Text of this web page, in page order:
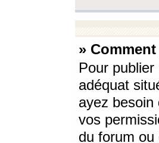
»
Pour
adéquat
ayez besoin
vos
du forum